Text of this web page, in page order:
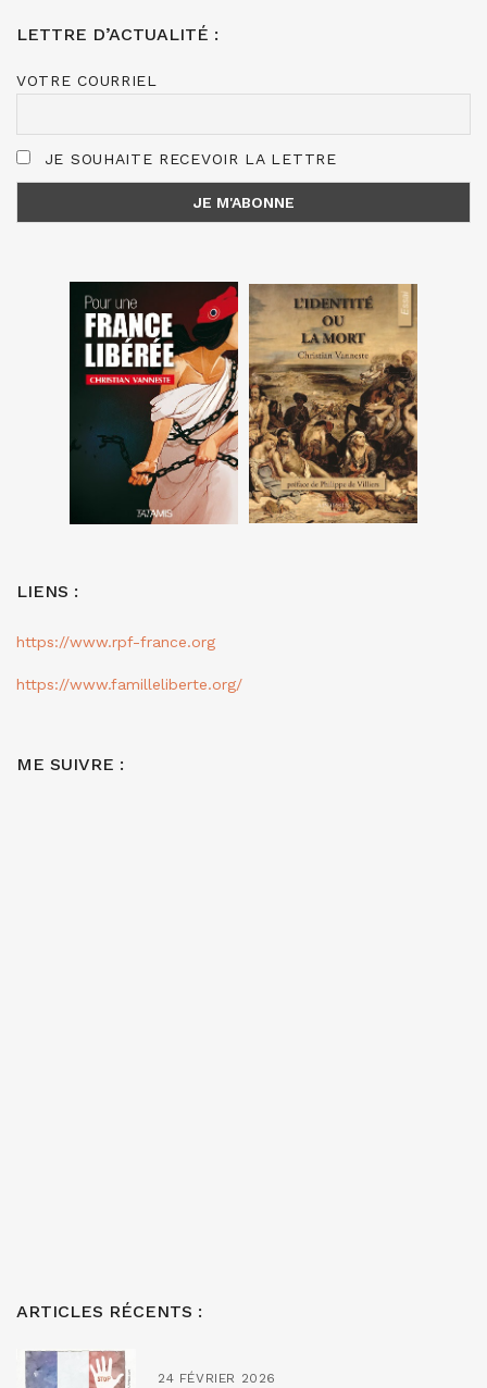
LETTRE D’ACTUALITÉ :
VOTRE COURRIEL
JE SOUHAITE RECEVOIR LA LETTRE
LIENS :
https://www.rpf-france.org
https://www.familleliberte.org/
ME SUIVRE :
ARTICLES RÉCENTS :
24 FÉVRIER 2026